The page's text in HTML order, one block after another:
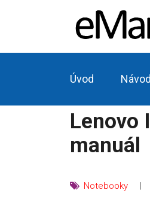
Úvod
Lenovo
manuál
Notebooky